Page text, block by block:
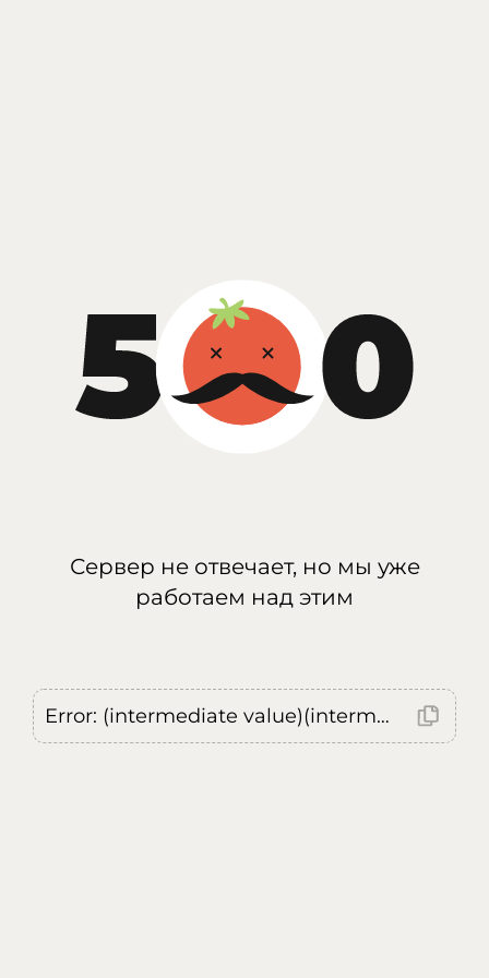
Сервер не отвечает, но мы уже
работаем над этим
Error: (intermediate value)(intermediate value)(intermediate value).replaceAll is not a function